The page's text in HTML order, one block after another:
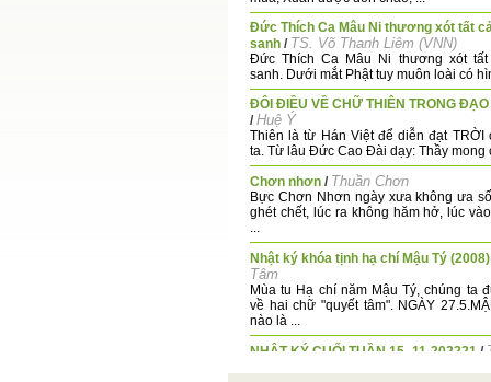
Đức Thích Ca Mâu Ni thương xót tất
sanh / TS. Võ Thanh Liêm (VNN)
Đức Thích Ca Mâu Ni thương xót tất
sanh. Dưới mắt Phật tuy muôn loài có
ĐÔI ĐIỀU VỀ CHỮ THIÊN TRONG
/Huệ Ý
Thiên là từ Hán Việt để diễn đạt TRỜI
ta. Từ lâu Đức Cao Đài dạy: Thầy mong
Chơn nhơn / Thuần Chơn
Bực Chơn Nhơn ngày xưa không ưa
ghét chết, lúc ra không hăm hở, lúc
...
Nhật ký khóa tịnh hạ chí Mậu Tý (2008)
Tâm
Mùa tu Hạ chí năm Mậu Tý, chúng ta
về hai chữ "quyết tâm". NGÀY
nào là ...
NHẬT KÝ CUỐI TUẦN 15 -11-202221 /